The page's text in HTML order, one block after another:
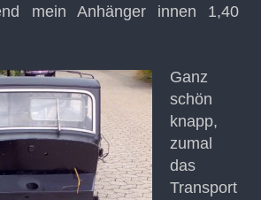
mein Anhänger innen 1,40
Ganz
schön
knapp,
zumal
das
Transport